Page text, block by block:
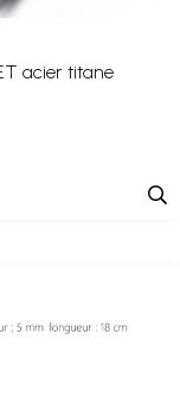
acier titane